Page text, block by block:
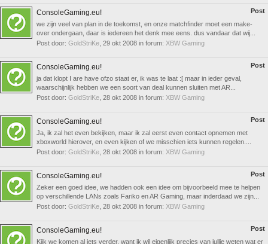
Post
ConsoleGaming.eu!
we zijn veel van plan in de toekomst, en onze matchfinder moet een make-
over ondergaan, daar is iedereen het denk mee eens. dus vandaar dat wij...
Post door: GoldStriKe 29 okt 2008 in forum: XBW Gaming
Post
ConsoleGaming.eu!
ja dat klopt I are have ofzo staat er, ik was te laat :[ maar in ieder geval,
waarschijnlijk hebben we een soort van deal kunnen sluiten met AR...
Post door: GoldStriKe 28 okt 2008 in forum: XBW Gaming
Post
ConsoleGaming.eu!
Ja, ik zal het even bekijken, maar ik zal eerst even contact opnemen met
xboxworld hierover, en even kijken of we misschien iets kunnen regelen....
Post door: GoldStriKe 28 okt 2008 in forum: XBW Gaming
Post
ConsoleGaming.eu!
Zeker een goed idee, we hadden ook een idee om bijvoorbeeld mee te helpen
op verschillende LANs zoals Fariko en AR Gaming, maar inderdaad we zijn...
Post door: GoldStriKe 28 okt 2008 in forum: XBW Gaming
Post
ConsoleGaming.eu!
Kijk we komen al iets verder, want ik wil eigenlijk precies van jullie weten wat er